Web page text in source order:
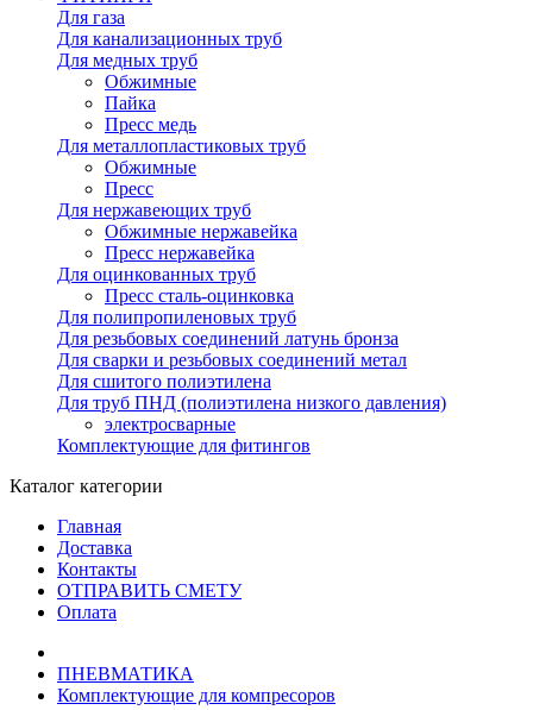
Для газа
Для канализационных труб
Для медных труб
Обжимные
Пайка
Пресс медь
Для металлопластиковых труб
Обжимные
Пресс
Для нержавеющих труб
Обжимные нержавейка
Пресс нержавейка
Для оцинкованных труб
Пресс сталь-оцинковка
Для полипропиленовых труб
Для резьбовых соединений латунь бронза
Для сварки и резьбовых соединений метал
Для сшитого полиэтилена
Для труб ПНД (полиэтилена низкого давления)
электросварные
Комплектующие для фитингов
Каталог категории
Главная
Доставка
Контакты
ОТПРАВИТЬ СМЕТУ
Оплата
ПНЕВМАТИКА
Комплектующие для компресоров